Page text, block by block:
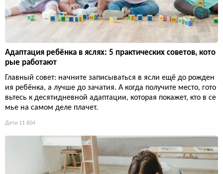
Адаптация ребёнка в яслях: 5 практических советов, кото
рые работают
Главный совет: начните записываться в ясли ещё до рожден
ия ребёнка, а лучше до зачатия. А когда получите место, гото
вьтесь к десятидневной адаптации, которая покажет, кто в се
мье на самом деле плачет.
Дети 11 604